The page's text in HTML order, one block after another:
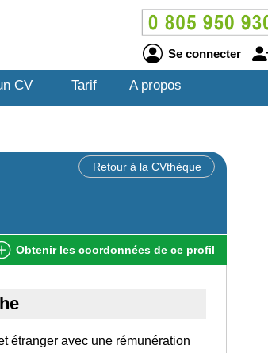
Se connecter
CV Tarif A propos
Retour à la CVthèque
Obtenir les coordonnées de ce profil
étranger avec une rémunération